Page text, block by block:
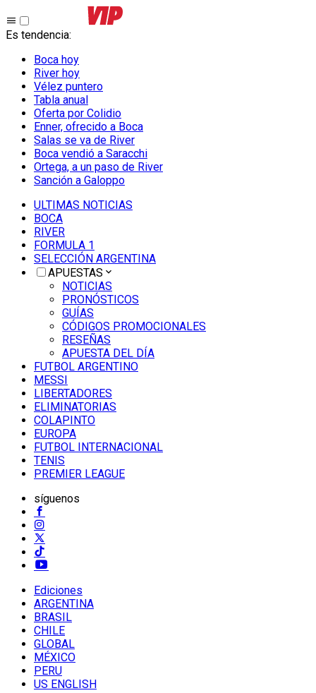
Es tendencia:
Boca hoy
River hoy
Vélez puntero
Tabla anual
Oferta por Colidio
Enner, ofrecido a Boca
Salas se va de River
Boca vendió a Saracchi
Ortega, a un paso de River
Sanción a Galoppo
ULTIMAS NOTICIAS
BOCA
RIVER
FORMULA 1
SELECCIÓN ARGENTINA
APUESTAS
NOTICIAS
PRONÓSTICOS
GUÍAS
CÓDIGOS PROMOCIONALES
RESEÑAS
APUESTA DEL DÍA
FUTBOL ARGENTINO
MESSI
LIBERTADORES
ELIMINATORIAS
COLAPINTO
EUROPA
FUTBOL INTERNACIONAL
TENIS
PREMIER LEAGUE
síguenos
Ediciones
ARGENTINA
BRASIL
CHILE
GLOBAL
MÉXICO
PERU
US ENGLISH